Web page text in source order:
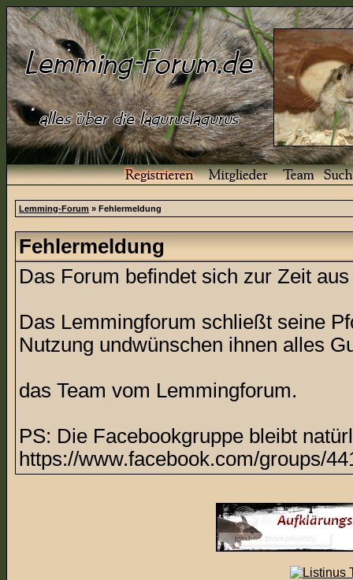
Lemming-Forum » Fehlermeldung
Fehlermeldung
Das Forum befindet sich zur Zeit
Das Lemmingforum schließt seine
Nutzung undwünschen ihnen alles
das Team vom Lemmingforum.
PS: Die Facebookgruppe bleibt
https://www.facebook.com/groups/